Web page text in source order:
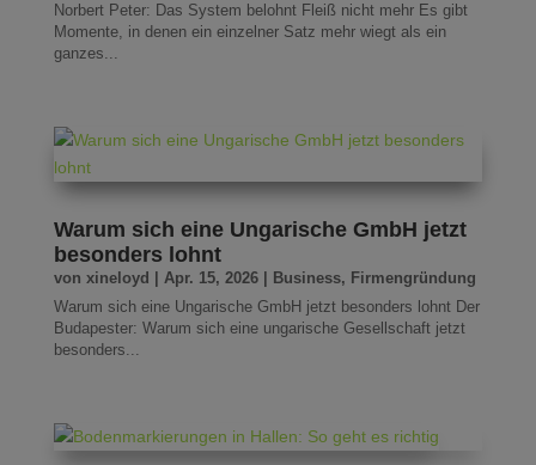
Norbert Peter: Das System belohnt Fleiß nicht mehr Es gibt
Momente, in denen ein einzelner Satz mehr wiegt als ein
ganzes...
Warum sich eine Ungarische GmbH jetzt
besonders lohnt
von xineloyd Apr. 15, 2026| Business, Firmengründung
Warum sich eine Ungarische GmbH jetzt besonders lohnt Der
Budapester: Warum sich eine ungarische Gesellschaft jetzt
besonders...